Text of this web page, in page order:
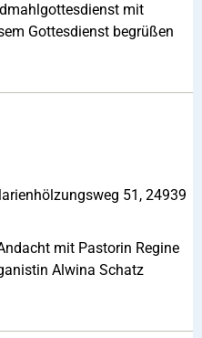
mit
Gottesdienst begrüßen
51, 24939
mit Pastorin Regine
Alwina Schatz